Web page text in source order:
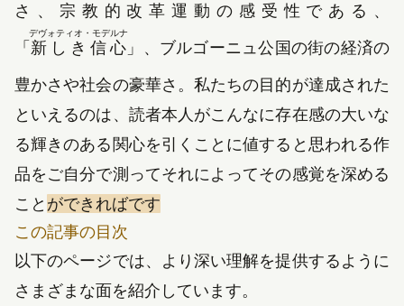
さ、宗教的改革運動の感受性である、
「 新しき信心
デヴォティオ・モデルナ
」、ブルゴーニュ公国の街の経済の
豊かさや社会の豪華さ。私たちの目的が達成された
といえるのは、読者本人がこんなに存在感の大いな
る輝きのある関心を引くことに値すると思われる作
品をご自分で測ってそれによってその感覚を深める
こと ができればです
この記事の目次
以下のページでは、より深い理解を提供するように
さまざまな面を紹介しています。